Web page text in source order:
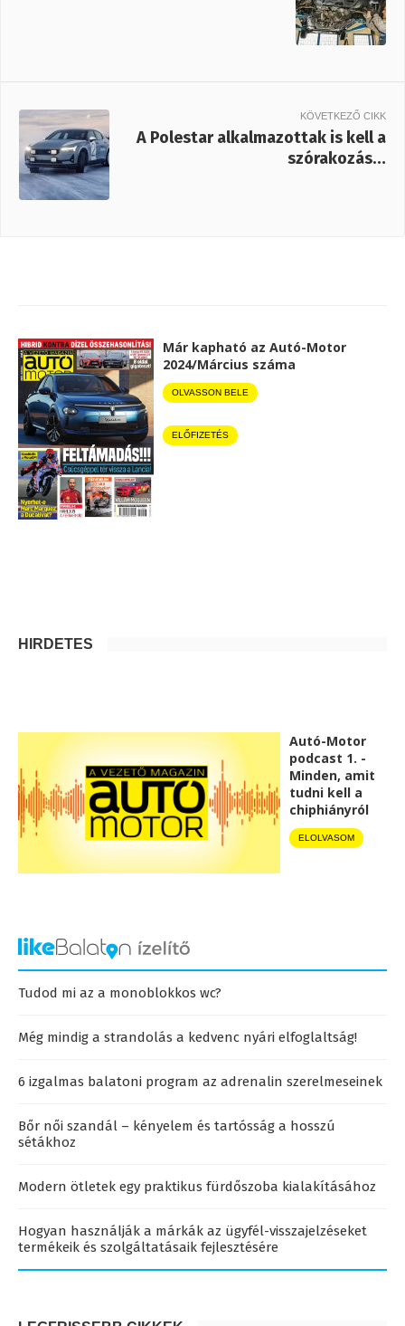
KÖVETKEZŐ CIKK
A Polestar alkalmazottak is kell a
szórakozás…
Már kapható az Autó-Motor
2024/Március száma
OLVASSON BELE
ELŐFIZETÉS
HIRDETÉS
Autó-Motor
podcast 1. -
Minden, amit
tudni kell a
chiphiányról
ELOLVASOM
Tudod mi az a monoblokkos wc?
Még mindig a strandolás a kedvenc nyári elfoglaltság!
6 izgalmas balatoni program az adrenalin szerelmeseinek
Bőr női szandál – kényelem és tartósság a hosszú
sétákhoz
Modern ötletek egy praktikus fürdőszoba kialakításához
Hogyan használják a márkák az ügyfél-visszajelzéseket
termékeik és szolgáltatásaik fejlesztésére